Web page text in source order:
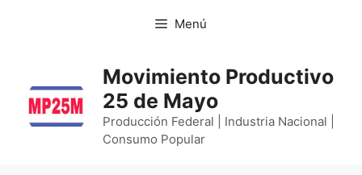
Menú
Movimiento Productivo
25 de Mayo
Producción Federal | Industria Nacional |
Consumo Popular